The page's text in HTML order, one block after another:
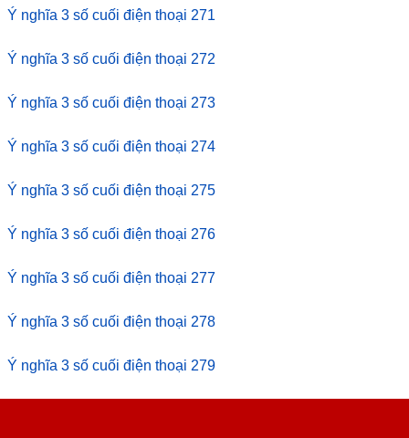
Ý nghĩa 3 số cuối điện thoại 271
Ý nghĩa 3 số cuối điện thoại 272
Ý nghĩa 3 số cuối điện thoại 273
Ý nghĩa 3 số cuối điện thoại 274
Ý nghĩa 3 số cuối điện thoại 275
Ý nghĩa 3 số cuối điện thoại 276
Ý nghĩa 3 số cuối điện thoại 277
Ý nghĩa 3 số cuối điện thoại 278
Ý nghĩa 3 số cuối điện thoại 279